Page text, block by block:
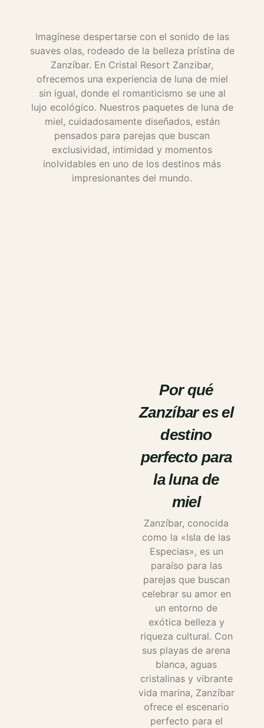
Imagínese despertarse con el sonido de las
suaves olas, rodeado de la belleza prístina de
Zanzíbar. En Cristal Resort Zanzibar,
ofrecemos una experiencia de luna de miel
sin igual, donde el romanticismo se une al
lujo ecológico. Nuestros paquetes de luna de
miel, cuidadosamente diseñados, están
pensados para parejas que buscan
exclusividad, intimidad y momentos
inolvidables en uno de los destinos más
impresionantes del mundo.
Por qué
Zanzíbar es el
destino
perfecto para
la luna de
miel
Zanzíbar, conocida
como la «Isla de las
Especias», es un
paraíso para las
parejas que buscan
celebrar su amor en
un entorno de
exótica belleza y
riqueza cultural. Con
sus playas de arena
blanca, aguas
cristalinas y vibrante
vida marina, Zanzíbar
ofrece el escenario
perfecto para el